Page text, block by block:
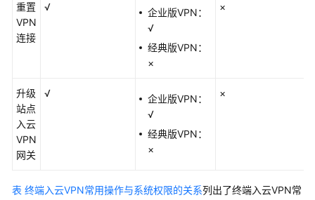
重置
VPN
连接
√
企业版VPN：
√
经典版VPN：
×
×
升级
站点
入云
VPN
网关
√
企业版VPN：
√
经典版VPN：
×
×
表 终端入云VPN常用操作与系统权限的关系列出了终端入云VPN常